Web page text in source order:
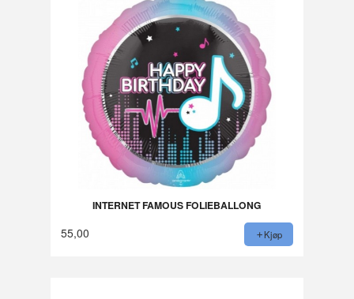
INTERNET FAMOUS FOLIEBALLONG
55,00 Kjøp